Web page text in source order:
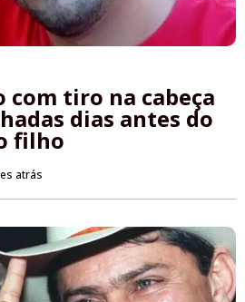
com tiro na cabeça
dias antes do
filho
atrás